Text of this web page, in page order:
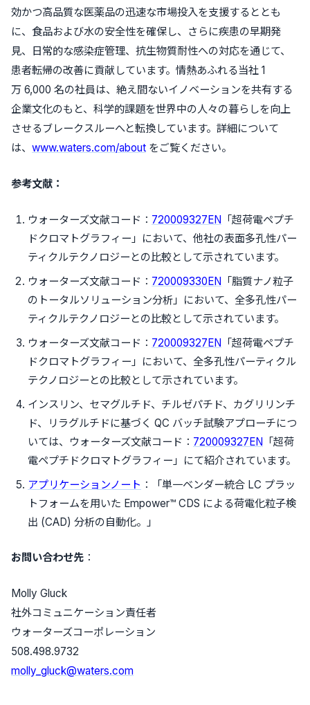
効かつ高品質な医薬品の迅速な市場投入を支援するととも
に、食品および水の安全性を確保し、さらに疾患の早期発
見、日常的な感染症管理、抗生物質耐性への対応を通じて、
患者転帰の改善に貢献しています。情熱あふれる当社 1
万 6,000 名の社員は、絶え間ないイノベーションを共有する
企業文化のもと、科学的課題を世界中の人々の暮らしを向上
させるブレークスルーへと転換しています。詳細について
は、 www.waters.com/about をご覧ください。
参考文献：
ウォーターズ文献コード： 720009327EN 「超荷電ペプチ
ドクロマトグラフィー」において、他社の表面多孔性パー
ティクルテクノロジーとの比較として示されています。
ウォーターズ文献コード： 720009330EN 「脂質ナノ粒子
のトータルソリューション分析」において、全多孔性パー
ティクルテクノロジーとの比較として示されています。
ウォーターズ文献コード： 720009327EN 「超荷電ペプチ
ドクロマトグラフィー」において、全多孔性パーティクル
テクノロジーとの比較として示されています。
インスリン、セマグルチド、チルゼパチド、カグリリンチ
ド、リラグルチドに基づく QC バッチ試験アプローチにつ
いては、ウォーターズ文献コード： 720009327EN 「超荷
電ペプチドクロマトグラフィー」にて紹介されています。
アプリケーションノート ：「単一ベンダー統合 LC プラッ
トフォームを用いた Empower™ CDS による荷電化粒子検
出 (CAD) 分析の自動化。」
お問い合わせ先 ：
Molly Gluck
社外コミュニケーション責任者
ウォーターズコーポレーション
508.498.9732
molly_gluck@waters.com